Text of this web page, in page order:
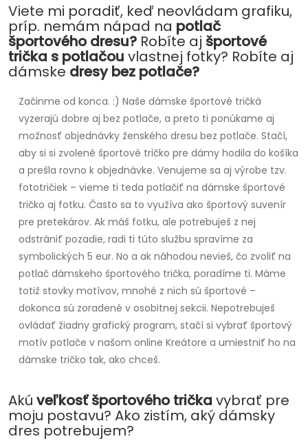
Viete mi poradiť, keď neovládam grafiku,
príp. nemám nápad na potlač
športového dresu? Robíte aj športové
trička s potlačou vlastnej fotky? Robíte aj
dámske dresy bez potlače?
Začinme od konca. :) Naše dámske športové tričká
vyzerajú dobre aj bez potlače, a preto ti ponúkame aj
možnosť objednávky ženského dresu bez potlače. Stačí,
aby si si zvolené športové tričko pre dámy hodila do košíka
a prešla rovno k objednávke. Venujeme sa aj výrobe tzv.
fototričiek – vieme ti teda potlačiť na dámske športové
tričko aj fotku. Často sa to využíva ako športový suvenír
pre pretekárov. Ak máš fotku, ale potrebuješ z nej
odstrániť pozadie, radi ti túto službu spravíme za
symbolických 5 eur. No a ak náhodou nevieš, čo zvoliť na
potlač dámskeho športového trička, poradíme ti. Máme
totiž stovky motívov, mnohé z nich sú športové –
dokonca sú zoradené v osobitnej sekcii. Nepotrebuješ
ovládať žiadny grafický program, stačí si vybrať športový
motív potlače v našom online Kreátore a umiestniť ho na
dámske tričko tak, ako chceš.
Akúveľkosť športového tričkavybrať pre
moju postavu? Ako zistím, aký dámsky
dres potrebujem?